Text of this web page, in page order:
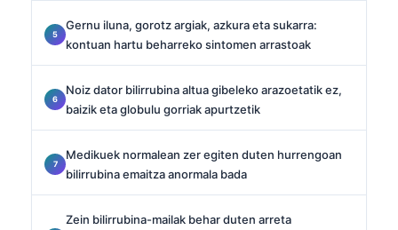
Gernu iluna, gorotz argiak, azkura eta sukarra:
kontuan hartu beharreko sintomen arrastoak
Noiz dator bilirrubina altua gibeleko arazoetatik ez,
baizik eta globulu gorriak apurtzetik
Medikuek normalean zer egiten duten hurrengoan
bilirrubina emaitza anormala bada
Zein bilirrubina-mailak behar duten arreta